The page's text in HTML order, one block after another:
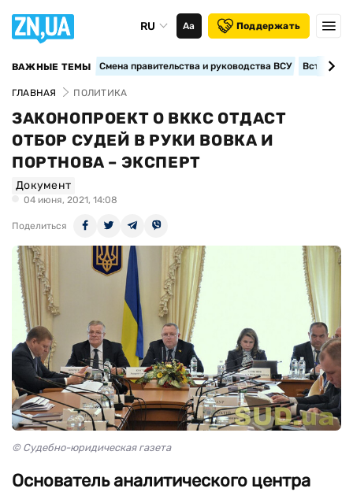
RU Аа Поддержать
ВАЖНЫЕ ТЕМЫ Смена правительства и руководства ВСУ
ГЛАВНАЯ ПОЛИТИКА
ЗАКОНОПРОЕКТ О ВККС ОТДАСТ
ОТБОР СУДЕЙ В РУКИ ВОВКА И
ПОРТНОВА – ЭКСПЕРТ
Документ
04 июня, 2021, 14:08
Поделиться
© Судебно-юридическая газета
Основатель аналитического центра